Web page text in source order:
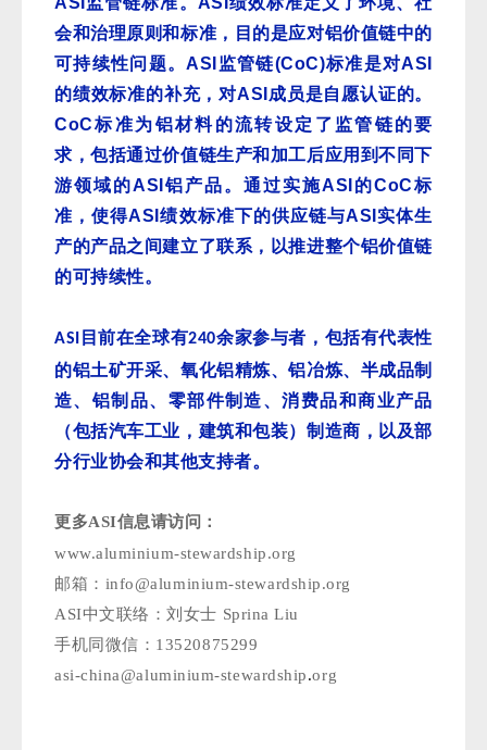
会和治理原则和标准，目的是应对铝价值链中的
可持续性问题。ASI 监管链(CoC)标准是对ASI
的绩效标准的补充，对ASI 成员是自愿认证的。
CoC标准为铝材料的流转设定了监管链的要
求，包括通过价值链生产和加工后应用到不同下
游领域的ASI 铝产品。通过实施ASI 的CoC标
准，使得ASI 绩效标准下的供应链与ASI 实体生
产的产品之间建立了联系，以推进整个铝价值链
的可持续性。
ASI 目前在全球有240余家参与者，包括有代表性
的铝土矿开采、氧化铝精炼、铝冶炼、半成品制
造、铝制品、零部件制造、消费品和商业产品
（包括汽车工业，建筑和包装）制造商，以及部
分行业协会和其他支持者。
更多ASI信息请访问：
www.aluminium-stewardship.org
邮箱：info@aluminium-stewardship.org
ASI中文联络：刘女士 Sprina Liu
手机同微信：13520875299
asi-china@aluminium-stewardship.org